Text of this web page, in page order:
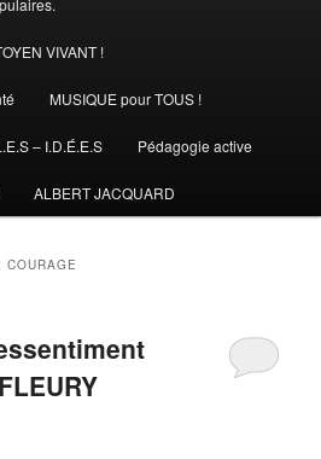
VIVANT !
MUSIQUE pour TOUS !
– I.D.É.E.S Pédagogie active
ALBERT JACQUARD
:COURAGE